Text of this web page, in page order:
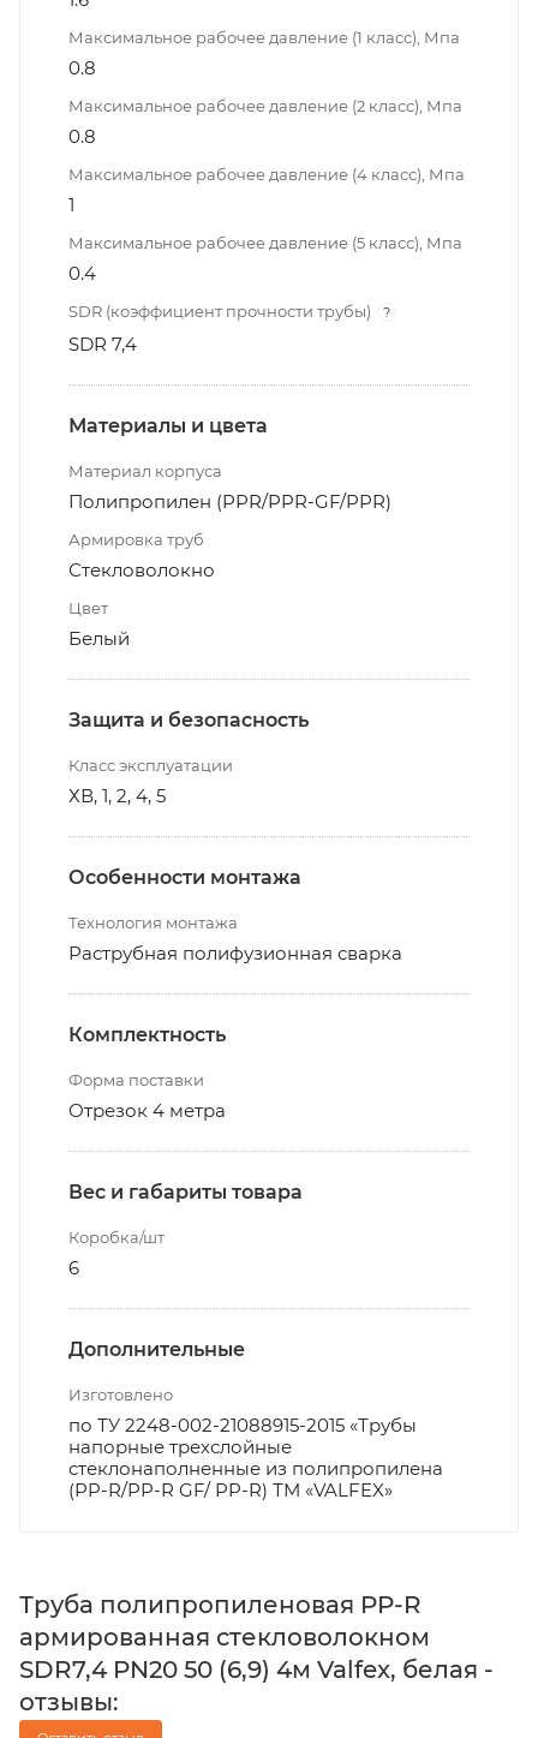
Максимальное рабочее давление (1 класс), Мпа
0.8
Максимальное рабочее давление (2 класс), Мпа
0.8
Максимальное рабочее давление (4 класс), Мпа
1
Максимальное рабочее давление (5 класс), Мпа
0.4
SDR (коэффициент прочности трубы) ?
SDR 7,4
Материалы и цвета
Материал корпуса
Полипропилен (PPR/PPR-GF/PPR)
Армировка труб
Стекловолокно
Цвет
Белый
Защита и безопасность
Класс эксплуатации
ХВ, 1, 2, 4, 5
Особенности монтажа
Технология монтажа
Раструбная полифузионная сварка
Комплектность
Форма поставки
Отрезок 4 метра
Вес и габариты товара
Коробка/шт
6
Дополнительные
Изготовлено
по ТУ 2248-002-21088915-2015 «Трубы
напорные трехслойные
стеклонаполненные из полипропилена
(PP-R/PP-R GF/ PP-R) ТМ «VALFEX»
Труба полипропиленовая PP-R
армированная стекловолокном
SDR7,4 PN20 50 (6,9) 4м Valfex, белая -
отзывы: